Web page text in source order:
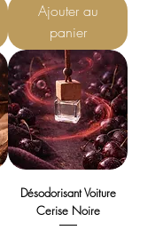
Ajouter au
panier
Désodorisant Voiture
Cerise Noire